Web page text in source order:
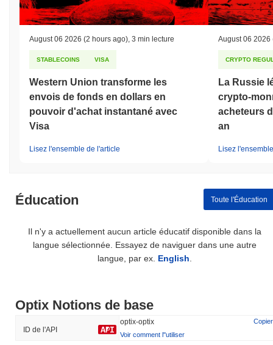
August 06 2026 (2 hours ago), 3 min lecture
STABLECOINS VISA
Western Union transforme les
envois de fonds en dollars en
pouvoir d'achat instantané avec
Visa
Lisez l'ensemble de l'article
August 06 2026
CRYPTO
La Russie
crypto-
acheteurs
an
Lisez
Éducation Toute l'Éducation
Il n'y a actuellement aucun article éducatif disponible dans la
langue sélectionnée. Essayez de naviguer dans une autre
langue, par ex. English.
Optix Notions de base
ID de l'API
optix-optix
Copier
Voir comment l''utiliser